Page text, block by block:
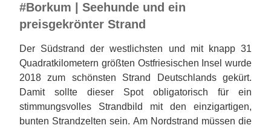
#Borkum | Seehunde und ein
preisgekrönter Strand
Der Südstrand der westlichsten und mit knapp 31
Quadratkilometern größten Ostfriesischen Insel wurde
2018 zum schönsten Strand Deutschlands gekürt.
Damit sollte dieser Spot obligatorisch für ein
stimmungsvolles Strandbild mit den einzigartigen,
bunten Strandzelten sein. Am Nordstrand müssen die